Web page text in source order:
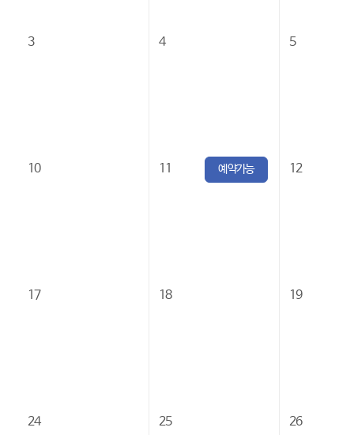
3 4 5
10 11 예약가능 12
17 18 19
24 25 26